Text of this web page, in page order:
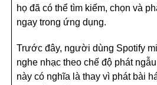
họ đã có thể tìm kiếm, chọn và
ngay trong ứng dụng.
Trước đây, người dùng Spotify
nghe nhạc theo chế độ phát
này có nghĩa là thay vì phát bài